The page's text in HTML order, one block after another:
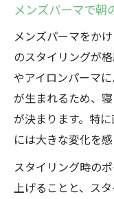
メンズパーマで朝
メンズパーマをか
のスタイリングが
やアイロンパーマ
が生まれるため、
が決まります。特
には大きな変化を
スタイリング時の
上げることと、ス